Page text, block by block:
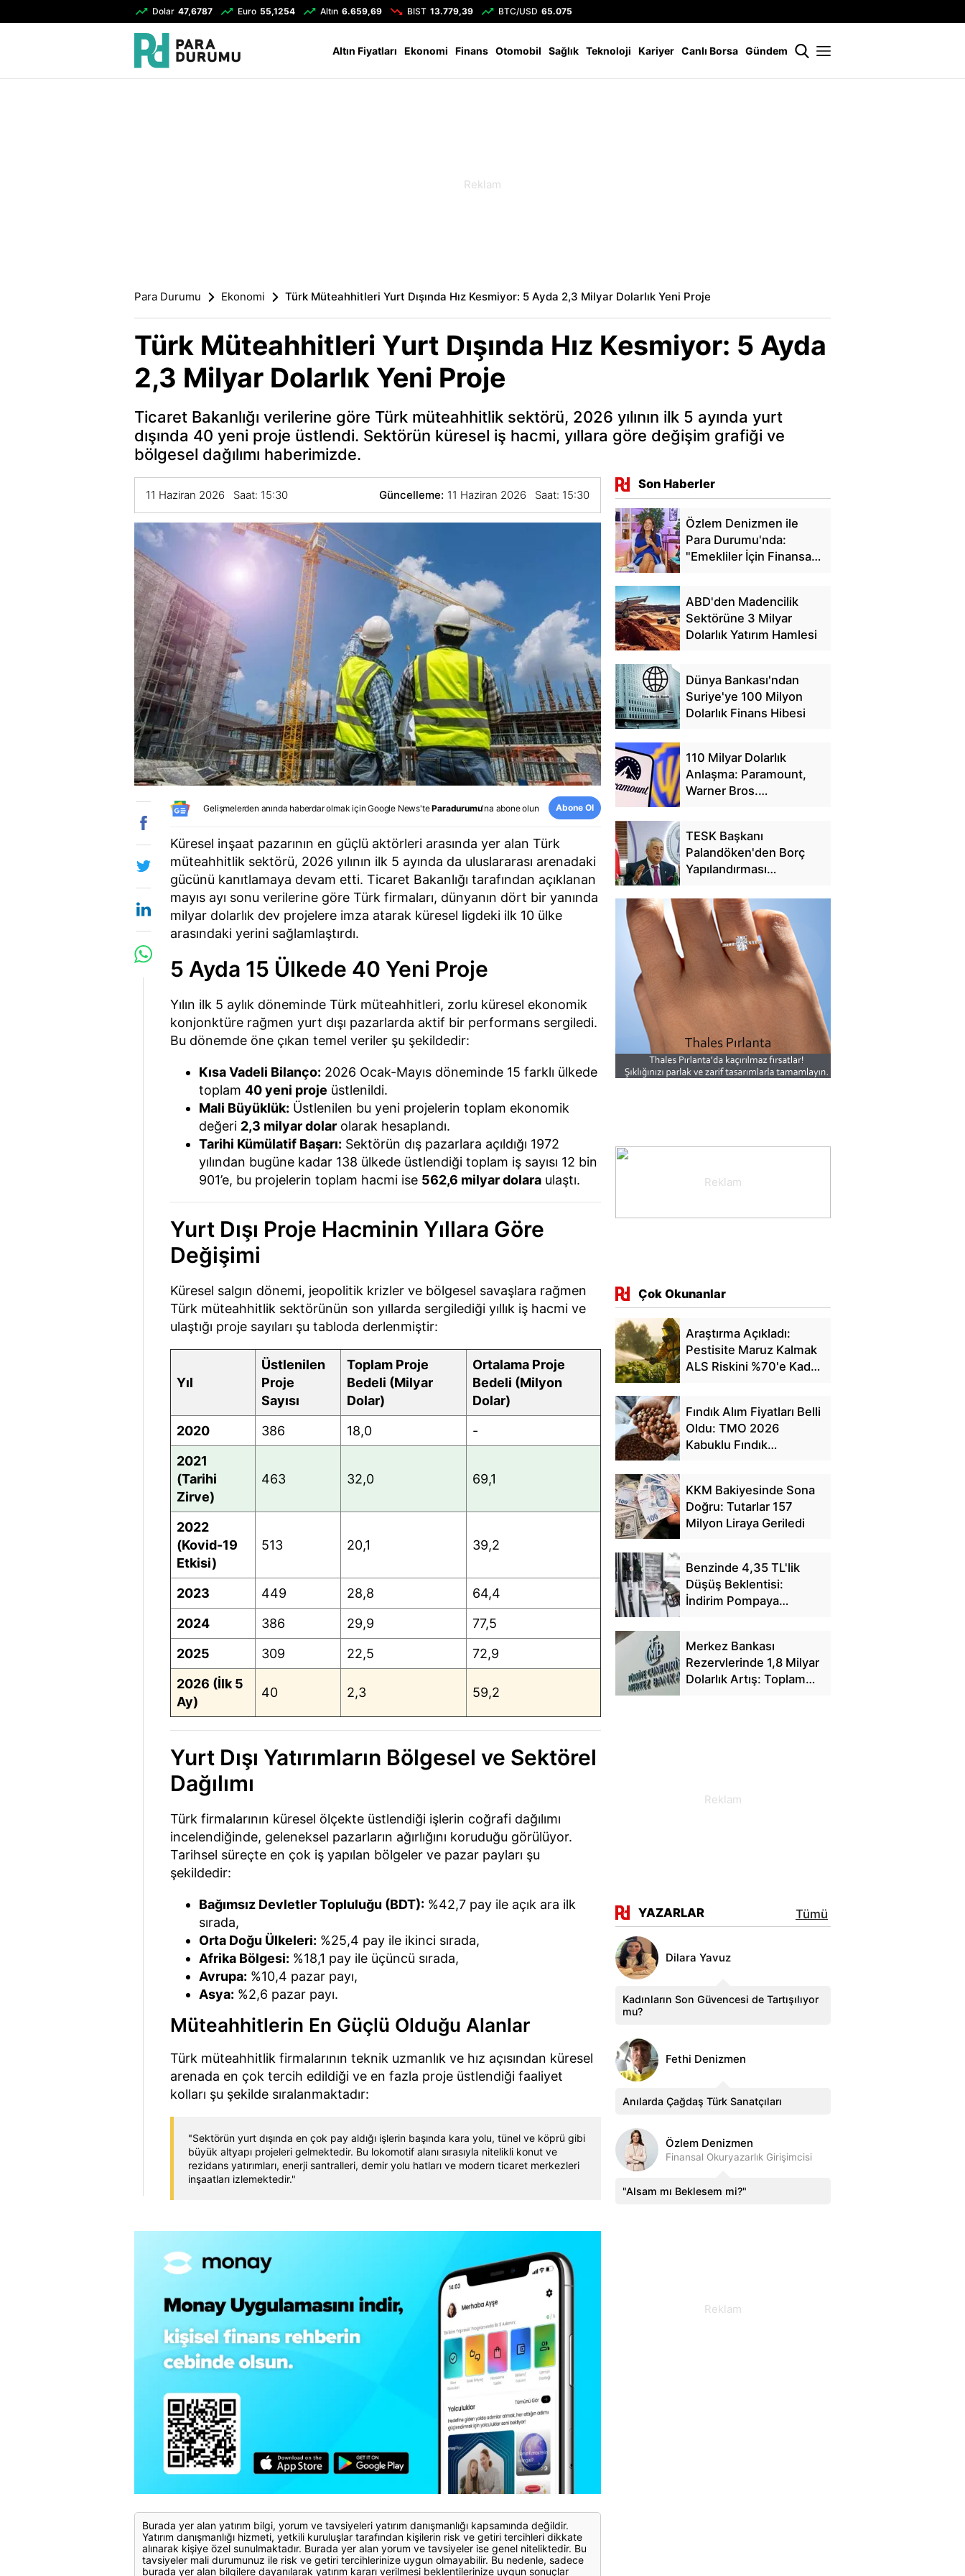
Dolar 47,6787 Euro 55,1254 Altın 6.659,69 BIST 13.779,39 BTC/USD 65.075
Altın Fiyatları Ekonomi Finans Otomobil Sağlık Teknoloji Kariyer Canlı Borsa Gündem
Para Durumu Ekonomi Türk Müteahhitleri Yurt Dışında Hız Kesmiyor: 5 Ayda 2,3 Milyar Dolarlık Yeni Proje
Türk Müteahhitleri Yurt Dışında Hız Kesmiyor: 5 Ayda
2,3 Milyar Dolarlık Yeni Proje
Ticaret Bakanlığı verilerine göre Türk müteahhitlik sektörü, 2026 yılının ilk 5 ayında yurt
dışında 40 yeni proje üstlendi. Sektörün küresel iş hacmi, yıllara göre değişim grafiği ve
bölgesel dağılımı haberimizde.
11 Haziran 2026 Saat: 15:30 Güncelleme: 11 Haziran 2026 Saat: 15:30
Gelişmelerden anında haberdar olmak içinGoogle News'teParadurumu'na abone olun Abone Ol
Küresel inşaat pazarının en güçlü aktörleri arasında yer alan Türk
müteahhitlik sektörü, 2026 yılının ilk 5 ayında da uluslararası arenadaki
gücünü kanıtlamaya devam etti. Ticaret Bakanlığı tarafından açıklanan
mayıs ayı sonu verilerine göre Türk firmaları, dünyanın dört bir yanında
milyar dolarlık dev projelere imza atarak küresel ligdeki ilk 10 ülke
arasındaki yerini sağlamlaştırdı.
5 Ayda 15 Ülkede 40 Yeni Proje
Yılın ilk 5 aylık döneminde Türk müteahhitleri, zorlu küresel ekonomik
konjonktüre rağmen yurt dışı pazarlarda aktif bir performans sergiledi.
Bu dönemde öne çıkan temel veriler şu şekildedir:
Kısa Vadeli Bilanço: 2026 Ocak-Mayıs döneminde 15 farklı ülkede
toplam 40 yeni proje üstlenildi.
Mali Büyüklük: Üstlenilen bu yeni projelerin toplam ekonomik
değeri 2,3 milyar dolar olarak hesaplandı.
Tarihi Kümülatif Başarı: Sektörün dış pazarlara açıldığı 1972
yılından bugüne kadar 138 ülkede üstlendiği toplam iş sayısı 12 bin
901’e, bu projelerin toplam hacmi ise 562,6 milyar dolara ulaştı.
Yurt Dışı Proje Hacminin Yıllara Göre
Değişimi
Küresel salgın dönemi, jeopolitik krizler ve bölgesel savaşlara rağmen
Türk müteahhitlik sektörünün son yıllarda sergilediği yıllık iş hacmi ve
ulaştığı proje sayıları şu tabloda derlenmiştir:
Yıl
Üstlenilen
Proje
Sayısı
Toplam Proje
Bedeli (Milyar
Dolar)
Ortalama Proje
Bedeli (Milyon
Dolar)
2020
386 18,0
-
2021
(Tarihi
Zirve)
463 32,0 69,1
2022
(Kovid-19
Etkisi)
513 20,1 39,2
2023 449 28,8
64,4
2024
386 29,9
77,5
2025
309 22,5
72,9
2026 (İlk 5
Ay)
40 2,3 59,2
Yurt Dışı Yatırımların Bölgesel ve Sektörel
Dağılımı
Türk firmalarının küresel ölçekte üstlendiği işlerin coğrafi dağılımı
incelendiğinde, geleneksel pazarların ağırlığını koruduğu görülüyor.
Tarihsel süreçte en çok iş yapılan bölgeler ve pazar payları şu
şekildedir:
Bağımsız Devletler Topluluğu (BDT): %42,7 pay ile açık ara ilk
sırada,
Orta Doğu Ülkeleri: %25,4 pay ile ikinci sırada,
Afrika Bölgesi: %18,1 pay ile üçüncü sırada,
Avrupa: %10,4 pazar payı,
Asya: %2,6 pazar payı.
Müteahhitlerin En Güçlü Olduğu Alanlar
Türk müteahhitlik firmalarının teknik uzmanlık ve hız açısından küresel
arenada en çok tercih edildiği ve en fazla proje üstlendiği faaliyet
kolları şu şekilde sıralanmaktadır:
"Sektörün yurt dışında en çok pay aldığı işlerin başında kara yolu, tünel ve köprü gibi
büyük altyapı projeleri gelmektedir. Bu lokomotif alanı sırasıyla nitelikli konut ve
rezidans yatırımları, enerji santralleri, demir yolu hatları ve modern ticaret merkezleri
inşaatları izlemektedir."
Burada yer alan yatırım bilgi, yorum ve tavsiyeleri yatırım danışmanlığı kapsamında değildir.
Yatırım danışmanlığı hizmeti, yetkili kuruluşlar tarafından kişilerin risk ve getiri tercihleri dikkate
alınarak kişiye özel sunulmaktadır. Burada yer alan yorum ve tavsiyeler ise genel niteliktedir. Bu
tavsiyeler mali durumunuz ile risk ve getiri tercihlerinize uygun olmayabilir. Bu nedenle, sadece
burada yer alan bilgilere dayanılarak yatırım kararı verilmesi beklentilerinize uygun sonuçlar
Son Haberler
Özlem Denizmen ile
Para Durumu'nda:
"Emekliler İçin Finansal
ABD'den Madencilik
Sektörüne 3 Milyar
Dolarlık Yatırım Hamlesi
Dünya Bankası'ndan
Suriye'ye 100 Milyon
Dolarlık Finans Hibesi
110 Milyar Dolarlık
Anlaşma: Paramount,
Warner Bros.
TESK Başkanı
Palandöken'den Borç
Yapılandırması
228 Bin Başvuru
Çok Okunanlar
Araştırma Açıkladı:
Pestisite Maruz Kalmak
ALS Riskini %70'e Kadar
Fındık Alım Fiyatları Belli
Oldu: TMO 2026
Kabuklu Fındık
KKM Bakiyesinde Sona
Doğru: Tutarlar 157
Milyon Liraya Geriledi
Benzinde 4,35 TL'lik
Düşüş Beklentisi:
İndirim Pompaya
Merkez Bankası
Rezervlerinde 1,8 Milyar
Dolarlık Artış: Toplam
YAZARLAR Tümü
Dilara Yavuz
Kadınların Son Güvencesi de Tartışılıyor
mu?
Fethi Denizmen
Anılarda Çağdaş Türk Sanatçıları
Özlem Denizmen
Finansal Okuryazarlık Girişimcisi
"Alsam mı Beklesem mi?"